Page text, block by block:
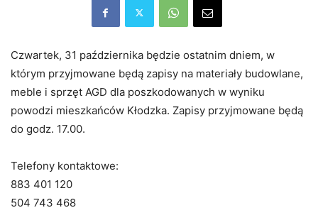
Czwartek, 31 października będzie ostatnim dniem, w
którym przyjmowane będą zapisy na materiały budowlane,
meble i sprzęt AGD dla poszkodowanych w wyniku
powodzi mieszkańców Kłodzka. Zapisy przyjmowane będą
do godz. 17.00.
Telefony kontaktowe:
883 401 120
504 743 468